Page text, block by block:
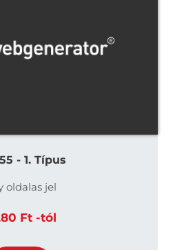
- 1. Típus
oldalas jel
Ft -tól